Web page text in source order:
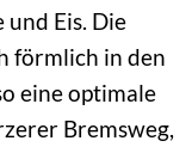
Eis. Die
förmlich in den
eine optimale
Bremsweg,